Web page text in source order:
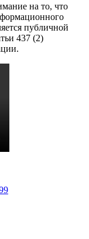
на то, что
публичной
437 (2)